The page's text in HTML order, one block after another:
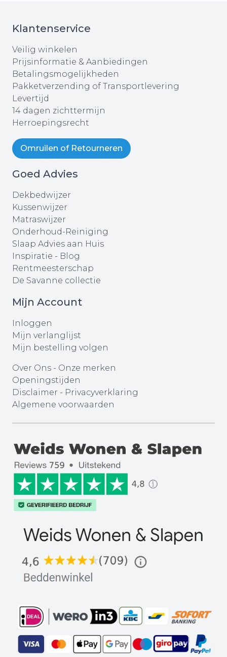
Klantenservice
Veilig winkelen
Prijsinformatie & Aanbiedingen
Betalingsmogelijkheden
Pakketverzending of Transportlevering
Levertijd
14 dagen zichttermijn
Herroepingsrecht
Omruilen of Retourneren
Goed Advies
Dekbedwijzer
Kussenwijzer
Matraswijzer
Onderhoud-Reiniging
Slaap Advies aan Huis
Inspiratie - Blog
Rentmeesterschap
De Savanne collectie
Mijn Account
Inloggen
Mijn verlanglijst
Mijn bestelling volgen
Over Ons - Onze merken
Openingstijden
Disclaimer - Privacyverklaring
Algemene voorwaarden